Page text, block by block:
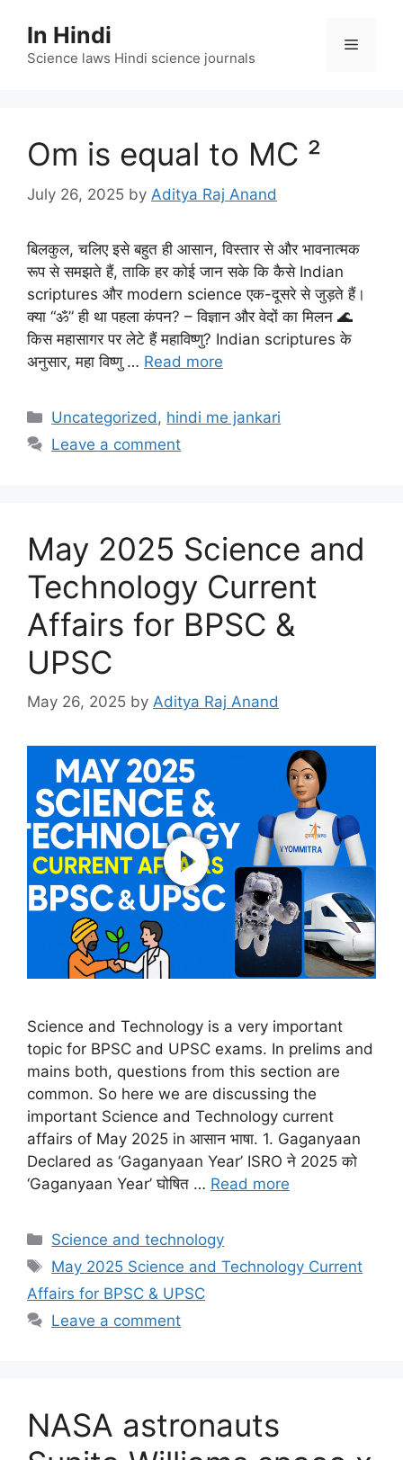
content
In Hindi
Science laws Hindi science journals
Menu
Om is equal to MC ²
July 26, 2025 by Aditya Raj Anand
बिलकुल, चलिए इसे बहुत ही आसान, विस्तार से और भावनात्मक
रूप से समझते हैं, ताकि हर कोई जान सके कि कैसे Indian
scriptures और modern science एक-दूसरे से जुड़ते हैं।
क्या “ॐ” ही था पहला कंपन? – विज्ञान और वेदों का मिलन 🌊
किस महासागर पर लेटे हैं महाविष्णु? Indian scriptures के
अनुसार, महा विष्णु … Read more
Categories
Uncategorized , hindi me jankari
Leave a comment
May 2025 Science and
Technology Current
Affairs for BPSC &
UPSC
May 26, 2025 by Aditya Raj Anand
Science and Technology is a very important
topic for BPSC and UPSC exams. In prelims and
mains both, questions from this section are
common. So here we are discussing the
important Science and Technology current
affairs of May 2025 in आसान भाषा. 1. Gaganyaan
Declared as ‘Gaganyaan Year’ ISRO ने 2025 को
‘Gaganyaan Year’ घोषित … Read more
Categories
Science and technology
Tags
May 2025 Science and Technology Current
Affairs for BPSC & UPSC
Leave a comment
NASA astronauts